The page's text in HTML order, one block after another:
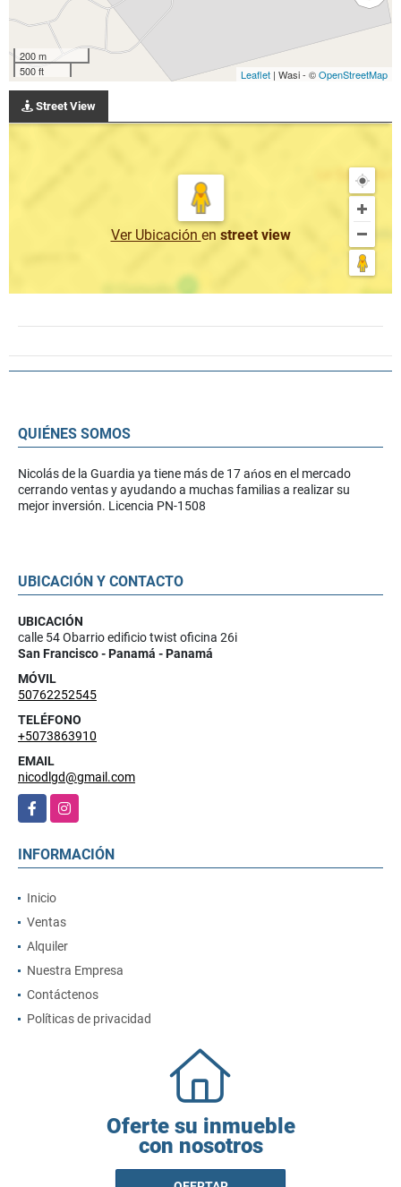
200 m
500 ft
Leaflet | Wasi - ©OpenStreetMap
Street View
Ver Ubicación en street view
QUIÉNES SOMOS
Nicolás de la Guardia ya tiene más de 17 ańos en el mercado
cerrando ventas y ayudando a muchas familias a realizar su
mejor inversión. Licencia PN-1508
UBICACIÓN Y CONTACTO
UBICACIÓN
calle 54 Obarrio edificio twist oficina 26i
San Francisco - Panamá - Panamá
MÓVIL
50762252545
TELÉFONO
+5073863910
EMAIL
nicodlgd@gmail.com
FacebookInstagram
INFORMACIÓN
Inicio
Ventas
Alquiler
Nuestra Empresa
Contáctenos
Políticas de privacidad
Oferte su inmueble
con nosotros